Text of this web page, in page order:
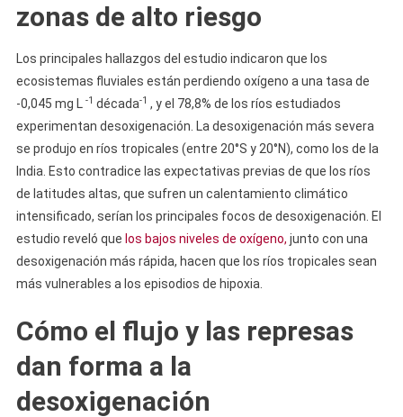
zonas de alto riesgo
Los principales hallazgos del estudio indicaron que los
ecosistemas fluviales están perdiendo oxígeno a una tasa de
-0,045 mg L -1 década-1 , y el 78,8% de los ríos estudiados
experimentan desoxigenación. La desoxigenación más severa
se produjo en ríos tropicales (entre 20°S y 20°N), como los de la
India. Esto contradice las expectativas previas de que los ríos
de latitudes altas, que sufren un calentamiento climático
intensificado, serían los principales focos de desoxigenación. El
estudio reveló que los bajos niveles de oxígeno, junto con una
desoxigenación más rápida, hacen que los ríos tropicales sean
más vulnerables a los episodios de hipoxia.
Cómo el flujo y las represas
dan forma a la
desoxigenación